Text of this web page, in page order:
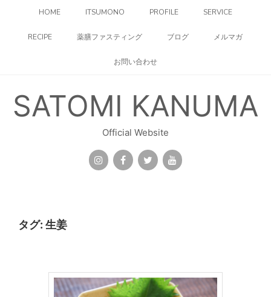
HOME ITSUMONO PROFILE SERVICE
RECIPE 薬膳ファスティング ブログ メルマガ
お問い合わせ
SATOMI KANUMA
Official Website
タグ: 生姜